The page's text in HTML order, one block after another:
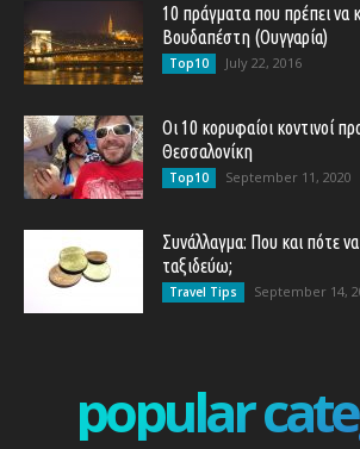
10 πράγματα που πρέπει να
Βουδαπέστη (Ουγγαρία)
Top10 July 22, 2016
Οι 10 κορυφαίοι κοντινοί
Θεσσαλονίκη
Top10 September 11, 2020
Συνάλλαγμα: Που και πότε
ταξιδεύω;
Travel Tips September 14,
popular